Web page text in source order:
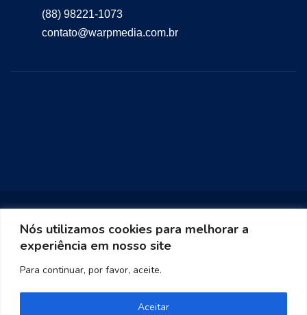
Nós utilizamos cookies para melhorar a
experiência em nosso site
Para continuar, por favor, aceite.
Aceitar
(88) 98221-1073
contato@warpmedia.com.br